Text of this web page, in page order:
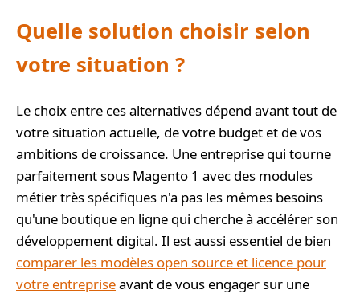
Quelle solution choisir selon
votre situation ?
Le choix entre ces alternatives dépend avant tout de
votre situation actuelle, de votre budget et de vos
ambitions de croissance. Une entreprise qui tourne
parfaitement sous Magento 1 avec des modules
métier très spécifiques n'a pas les mêmes besoins
qu'une boutique en ligne qui cherche à accélérer son
développement digital. Il est aussi essentiel de bien
comparer les modèles open source et licence pour
votre entrepriseavant de vous engager sur une